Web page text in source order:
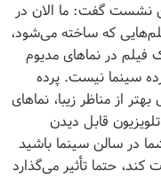
نشست گفت: ما الان در
که ساخته می‌شود،
در نماهای مدیوم
سینما نیست. پرده
از مناظر زیبا، نماهای
قابل دیدن
در سالن سینما باشید
حتما تأثیر می‌گذارد